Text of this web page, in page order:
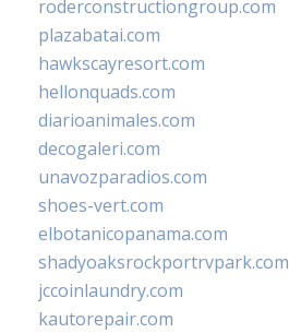
roderconstructiongroup.com
plazabatai.com
hawkscayresort.com
hellonquads.com
diarioanimales.com
decogaleri.com
unavozparadios.com
shoes-vert.com
elbotanicopanama.com
shadyoaksrockportrvpark.com
jccoinlaundry.com
kautorepair.com